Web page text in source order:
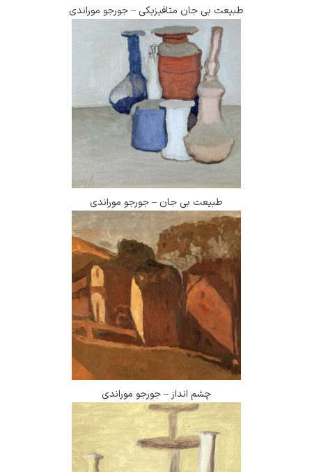
طبیعت بی جان متافیزیکی – جورجو موراندی
طبیعت بی جان – جورجو موراندی
چشم انداز – جورجو موراندی